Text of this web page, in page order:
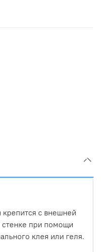
с внешней
стенке при помощи
клея или геля.